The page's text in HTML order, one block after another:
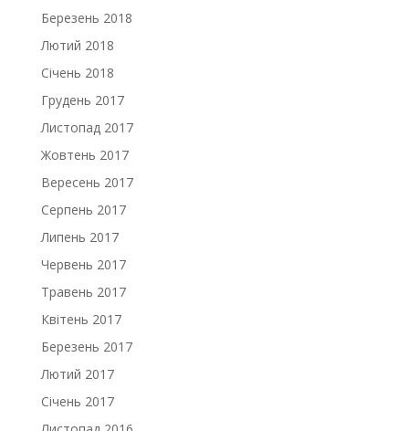
Березень 2018
Лютий 2018
Січень 2018
Грудень 2017
Листопад 2017
Жовтень 2017
Вересень 2017
Серпень 2017
Липень 2017
Червень 2017
Травень 2017
Квітень 2017
Березень 2017
Лютий 2017
Січень 2017